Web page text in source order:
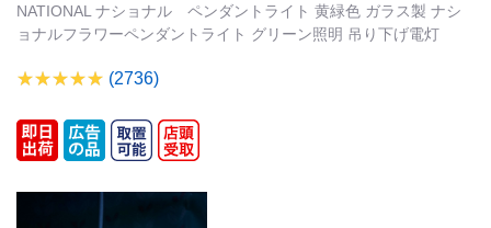
NATIONAL ナショナル ペンダントライト 黄緑色 ガラス製 ナシ
ョナルフラワーペンダントライト グリーン照明 吊り下げ電灯
(2736)